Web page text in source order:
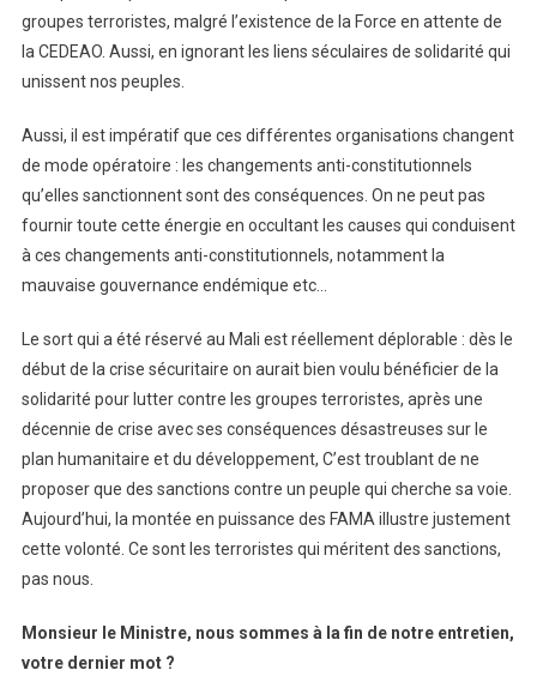
groupes terroristes, malgré l’existence de la Force en attente de
la CEDEAO. Aussi, en ignorant les liens séculaires de solidarité qui
unissent nos peuples.
Aussi, il est impératif que ces différentes organisations changent
de mode opératoire : les changements anti-constitutionnels
qu’elles sanctionnent sont des conséquences. On ne peut pas
fournir toute cette énergie en occultant les causes qui conduisent
à ces changements anti-constitutionnels, notamment la
mauvaise gouvernance endémique etc…
Le sort qui a été réservé au Mali est réellement déplorable : dès le
début de la crise sécuritaire on aurait bien voulu bénéficier de la
solidarité pour lutter contre les groupes terroristes, après une
décennie de crise avec ses conséquences désastreuses sur le
plan humanitaire et du développement, C’est troublant de ne
proposer que des sanctions contre un peuple qui cherche sa voie.
Aujourd’hui, la montée en puissance des FAMA illustre justement
cette volonté. Ce sont les terroristes qui méritent des sanctions,
pas nous.
Monsieur le Ministre, nous sommes à la fin de notre entretien,
votre dernier mot ?